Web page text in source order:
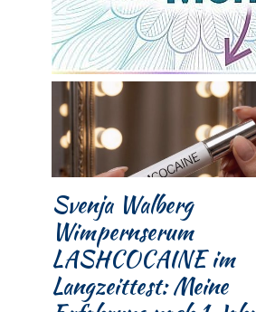
Svenja Walberg
Wimpernserum
LASHCOCAINE im
Langzeittest: Meine